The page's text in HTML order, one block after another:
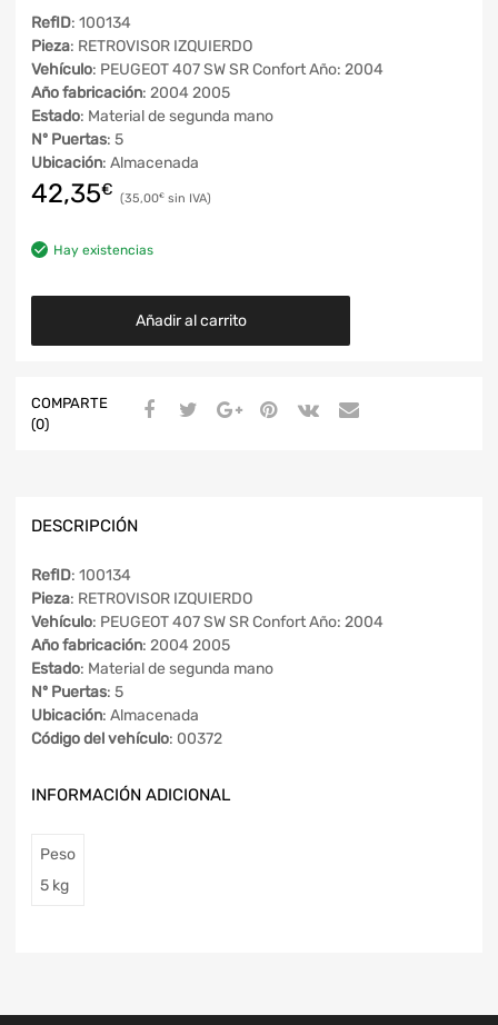
RefID: 100134
Pieza: RETROVISOR IZQUIERDO
Vehículo: PEUGEOT 407 SW SR Confort Año: 2004
Año fabricación: 2004 2005
Estado: Material de segunda mano
Nº Puertas: 5
Ubicación: Almacenada
42,35€ 35,00€
Hay existencias
Añadir al carrito
COMPARTE
(0)
DESCRIPCIÓN
RefID: 100134
Pieza: RETROVISOR IZQUIERDO
Vehículo: PEUGEOT 407 SW SR Confort Año: 2004
Año fabricación: 2004 2005
Estado: Material de segunda mano
Nº Puertas: 5
Ubicación: Almacenada
Código del vehículo: 00372
INFORMACIÓN ADICIONAL
Peso
5 kg